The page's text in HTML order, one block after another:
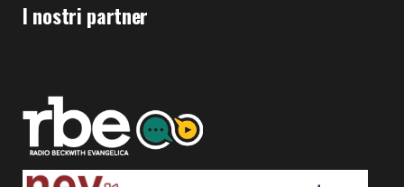
I nostri partner